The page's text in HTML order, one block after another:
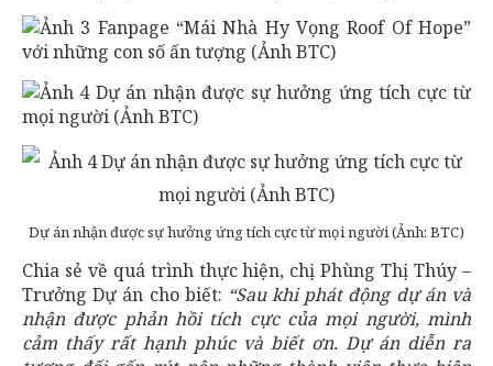
Dự án nhận được sự hưởng ứng tích cực từ mọi người (Ảnh: BTC)
Chia sẻ về quá trình thực hiện, chị Phùng Thị Thúy –
Trưởng Dự án cho biết: “Sau khi phát động dự án và
nhận được phản hồi tích cực của mọi người, mình
cảm thấy rất hạnh phúc và biết ơn. Dự án diễn ra